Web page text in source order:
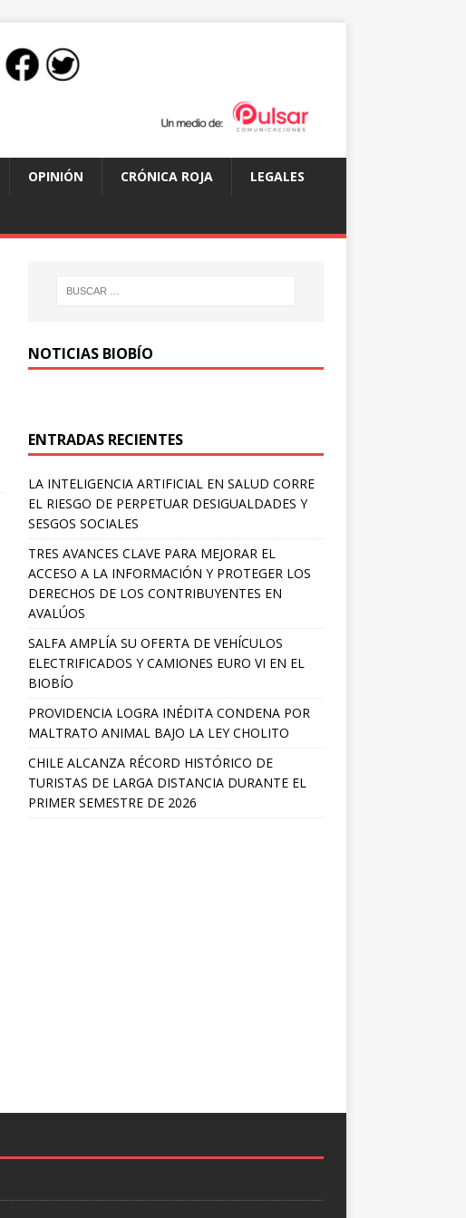
OPINIÓN CRÓNICA ROJA LEGALES
NOTICIAS BIOBÍO
ENTRADAS RECIENTES
LA INTELIGENCIA ARTIFICIAL EN SALUD CORRE
EL RIESGO DE PERPETUAR DESIGUALDADES Y
SESGOS SOCIALES
TRES AVANCES CLAVE PARA MEJORAR EL
ACCESO A LA INFORMACIÓN Y PROTEGER LOS
DERECHOS DE LOS CONTRIBUYENTES EN
AVALÚOS
SALFA AMPLÍA SU OFERTA DE VEHÍCULOS
ELECTRIFICADOS Y CAMIONES EURO VI EN EL
BIOBÍO
PROVIDENCIA LOGRA INÉDITA CONDENA POR
MALTRATO ANIMAL BAJO LA LEY CHOLITO
CHILE ALCANZA RÉCORD HISTÓRICO DE
TURISTAS DE LARGA DISTANCIA DURANTE EL
PRIMER SEMESTRE DE 2026